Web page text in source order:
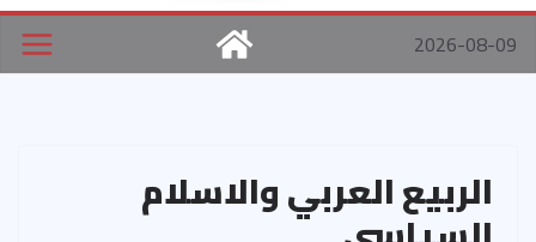
2026-08-09
الربيع العربي والاسلام